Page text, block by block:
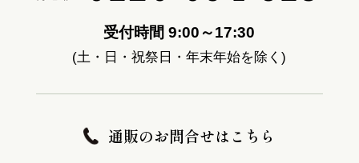
受付時間 9:00～17:30
(土・日・祝祭日・年末年始を除く)
通販のお問合せはこちら